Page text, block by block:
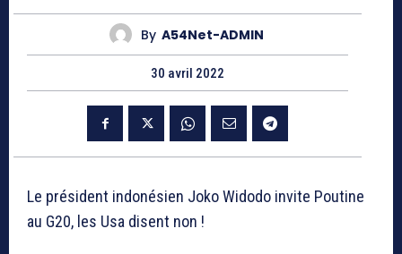
By A54Net-ADMIN
30 avril 2022
Le président indonésien Joko Widodo invite Poutine
au G20, les Usa disent non !